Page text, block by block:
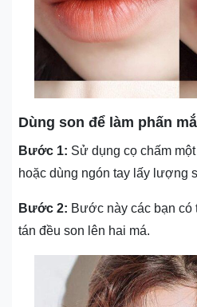
Dùng son để làm phấn
Bước 1: Sử dụng cọ chấm
hoặc dùng ngón tay lấy lượng
Bước 2: Bước này các bạn có
tán đều son lên hai má.